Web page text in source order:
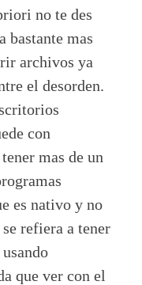
no te des
bastante mas
archivos ya
el desorden.
con
mas de un
es nativo y no
refiera a tener
que ver con el